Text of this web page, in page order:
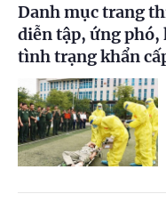
Danh mục trang
diễn tập, ứng phó,
tình trạng khẩn